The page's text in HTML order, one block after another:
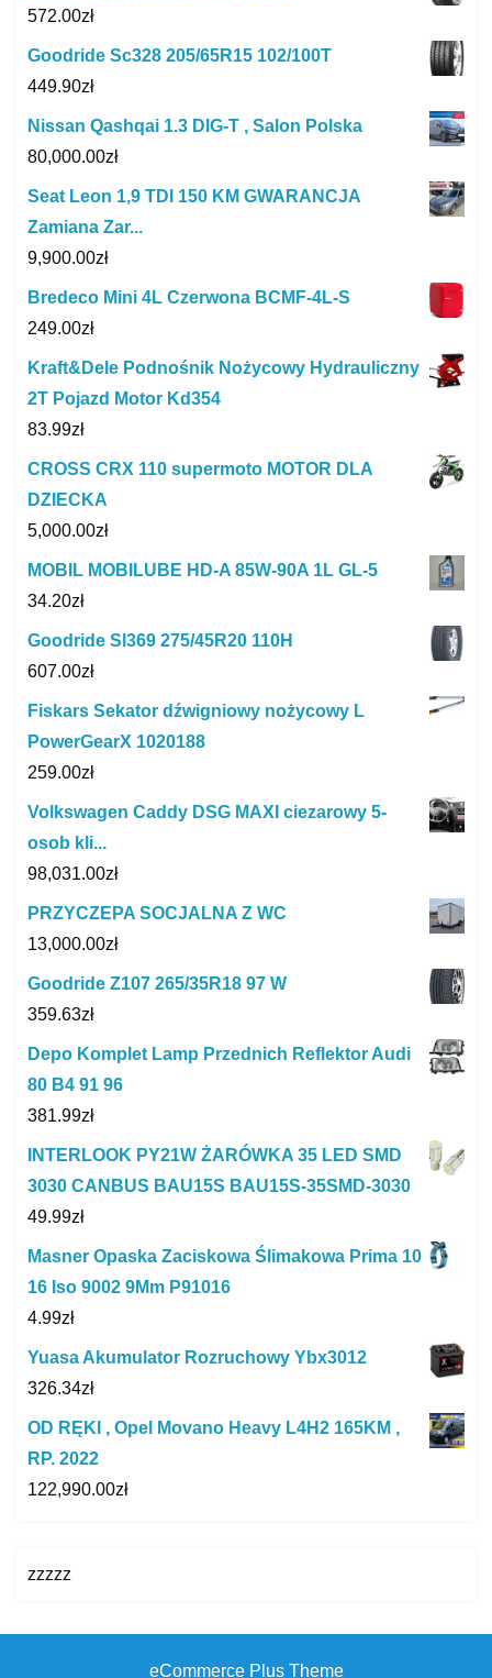
572.00zł
Goodride Sc328 205/65R15 102/100T
449.90zł
Nissan Qashqai 1.3 DIG-T , Salon Polska
80,000.00zł
Seat Leon 1,9 TDI 150 KM GWARANCJA
Zamiana Zar...
9,900.00zł
Bredeco Mini 4L Czerwona BCMF-4L-S
249.00zł
Kraft&Dele Podnośnik Nożycowy Hydrauliczny
2T Pojazd Motor Kd354
83.99zł
CROSS CRX 110 supermoto MOTOR DLA
DZIECKA
5,000.00zł
MOBIL MOBILUBE HD-A 85W-90A 1L GL-5
34.20zł
Goodride Sl369 275/45R20 110H
607.00zł
Fiskars Sekator dźwigniowy nożycowy L
PowerGearX 1020188
259.00zł
Volkswagen Caddy DSG MAXI ciezarowy 5-
osob kli...
98,031.00zł
PRZYCZEPA SOCJALNA Z WC
13,000.00zł
Goodride Z107 265/35R18 97 W
359.63zł
Depo Komplet Lamp Przednich Reflektor Audi
80 B4 91 96
381.99zł
INTERLOOK PY21W ŻARÓWKA 35 LED SMD
3030 CANBUS BAU15S BAU15S-35SMD-3030
49.99zł
Masner Opaska Zaciskowa Ślimakowa Prima 10
16 Iso 9002 9Mm P91016
4.99zł
Yuasa Akumulator Rozruchowy Ybx3012
326.34zł
OD RĘKI , Opel Movano Heavy L4H2 165KM ,
RP. 2022
122,990.00zł
zzzzz
eCommerce Plus Theme